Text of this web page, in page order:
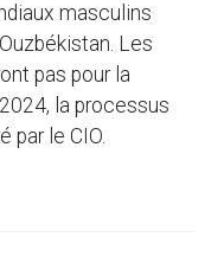
masculins
Les
pas pour la
la processus
par le CIO.